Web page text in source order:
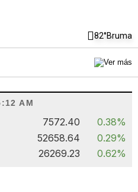
82°Bruma
AM
7572.40
0.38%
52658.64
0.29%
26269.23 0.62%